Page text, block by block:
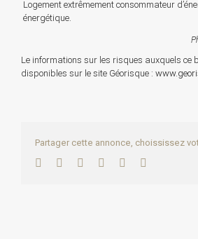
Logement extrêmement consommateur
énergétique.
Le informations sur les risques auxquels ce
disponibles sur le site Géorisque :
Partager cette annonce, choississez
Facebook
TwitterLinkedInWhatsApp
Pinterest